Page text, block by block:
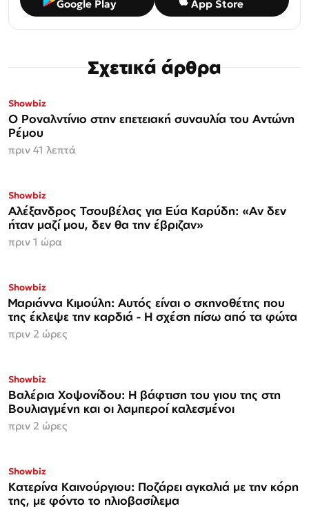
Google Play App Store
Σχετικά άρθρα
Showbiz
Ο Ροναλντίνιο στην επετειακή συναυλία του Αντώνη
Ρέμου
πριν 41 λεπτά
Showbiz
Αλέξανδρος Τσουβέλας για Εύα Καρύδη: «Αν δεν
ήταν μαζί μου, δεν θα την έβριζαν»
πριν 1 ώρα
Showbiz
Μαριάννα Κιμούλη: Αυτός είναι ο σκηνοθέτης που
της έκλεψε την καρδιά - Η σχέση πίσω από τα φώτα
πριν 2 ώρες
Showbiz
Βαλέρια Χοψονίδου: Η βάφτιση του γιου της στη
Βουλιαγμένη και οι λαμπεροί καλεσμένοι
πριν 2 ώρες
Showbiz
Κατερίνα Καινούργιου: Ποζάρει αγκαλιά με την κόρη
της, με φόντο το ηλιοβασίλεμα